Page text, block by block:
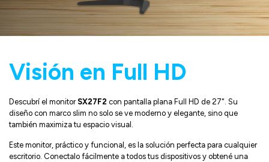
Visión en Full HD
Descubrí el monitor SX27F2 con pantalla plana Full HD de 27". Su
diseño con marco slim no solo se ve moderno y elegante, sino que
también maximiza tu espacio visual.
Este monitor, práctico y funcional, es la solución perfecta para cualquier
escritorio. Conectalo fácilmente a todos tus dispositivos y obtené una